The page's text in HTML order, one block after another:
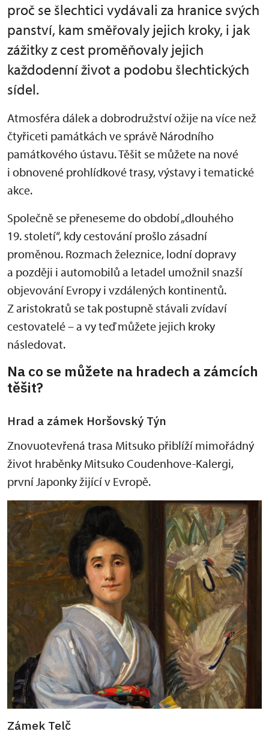
proč se šlechtici vydávali za hranice svých
panství, kam směřovaly jejich kroky, i jak
zážitky z cest proměňovaly jejich
každodenní život a podobu šlechtických
sídel.
Atmosféra dálek a dobrodružství ožije na více než
čtyřiceti památkách ve správě Národního
památkového ústavu. Těšit se můžete na nové
i obnovené prohlídkové trasy, výstavy i tematické
akce.
Společně se přeneseme do období „dlouhého
19. století“, kdy cestování prošlo zásadní
proměnou. Rozmach železnice, lodní dopravy
a později i automobilů a letadel umožnil snazší
objevování Evropy i vzdálených kontinentů.
Z aristokratů se tak postupně stávali zvídaví
cestovatelé – a vy teď můžete jejich kroky
následovat.
Na co se můžete na hradech a zámcích
těšit?
Hrad a zámek Horšovský Týn
Znovuotevřená trasa Mitsuko přiblíží mimořádný
život hraběnky Mitsuko Coudenhove-Kalergi,
první Japonky žijící v Evropě.
Zámek Telč